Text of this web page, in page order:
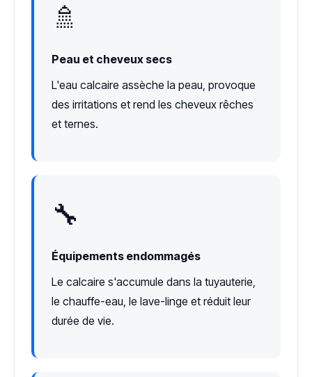
🚿
Peau et cheveux secs
L'eau calcaire assèche la peau, provoque
des irritations et rend les cheveux rêches
et ternes.
🔧
Équipements endommagés
Le calcaire s'accumule dans la tuyauterie,
le chauffe-eau, le lave-linge et réduit leur
durée de vie.